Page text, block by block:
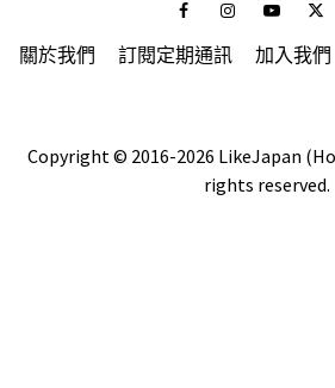
FacebookInstagramYoutube
關於我們 訂閱定期通訊 加入我們
Copyright © 2016-2026 LikeJapan
rights reserved.